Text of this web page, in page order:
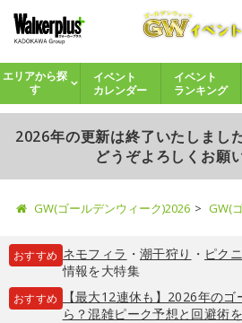
エリアから探
す
イベント
カレンダー
イベント
ランキング
2026年の更新は終了いたしまし
どうぞよろしくお願
GW(ゴールデンウィーク)2026 GW(
おすすめ ネモフィラ ・ 潮干狩り ・ ピク
情報を大特集
おすすめ
【最大12連休も】2026年の
ら？混雑ピーク予想と回避術